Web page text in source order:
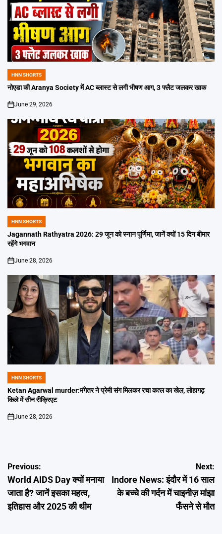
POSTED
IN
HNN SHORTS
नोएडा की Aranya Society में AC ब्लास्ट से लगी भीषण आग, 3 फ्लैट जलकर खाक
on
June 29, 2026
POSTED
IN
HNN SHORTS
Jagannath Rathyatra 2026: 29 जून को स्नान पूर्णिमा, जानें क्यों 15 दिन बीमार
रहेंगे भगवान
on
June 28, 2026
POSTED
IN
HNN SHORTS
Ketan Agarwal murder:मंगेतर ने प्रेमी संग मिलकर रचा कत्ल का खेल, लोहागढ़
किले में सीन रीक्रिएट
on
June 28, 2026
Post
navigation
Previous:
World AIDS Day क्यों मनाया
जाता है? जानें इसका महत्व,
इतिहास और 2025 की थीम
Next:
Indore News: इंदौर में 16 साल
के बच्चे की गर्दन में चाइनीज़ मांझा
फँसने से मौत